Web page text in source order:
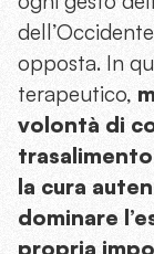
opposta. In
terapeutico,
volontà di
trasalimento
la cura
dominare
propria